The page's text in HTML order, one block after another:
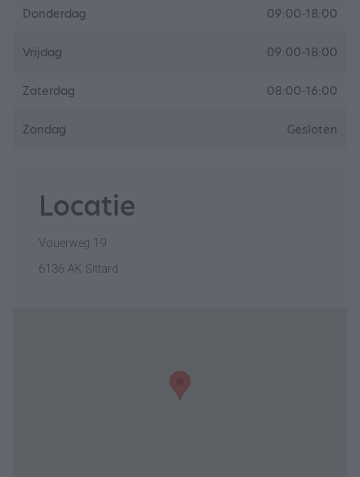
Donderdag 09:00-18:00
Vrijdag 09:00-18:00
Zaterdag 08:00-16:00
Zondag Gesloten
Locatie
Vouerweg 19
6136 AK Sittard